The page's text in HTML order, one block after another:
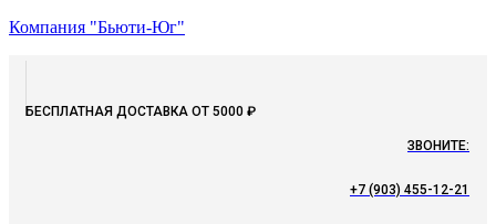
Компания "Бьюти-Юг"
БЕСПЛАТНАЯ ДОСТАВКА ОТ 5000 ₽
ЗВОНИТЕ:
+7 (903) 455-12-21